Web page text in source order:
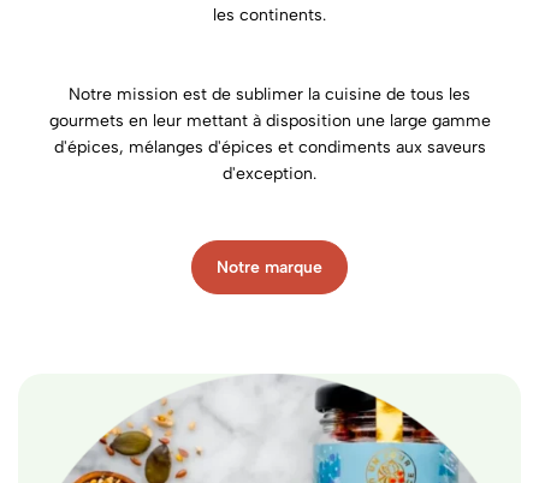
les continents.
Notre mission est de sublimer la cuisine de tous les
gourmets en leur mettant à disposition une large gamme
d'épices, mélanges d'épices et condiments aux saveurs
d'exception.
Notre marque